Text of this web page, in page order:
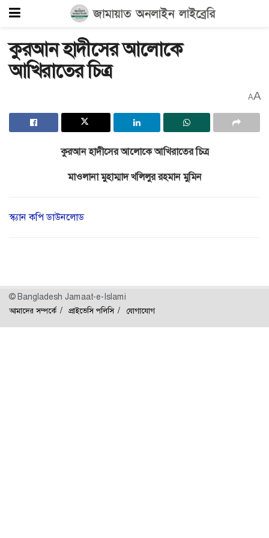
কুরআন হাদীসের আলোকে
আখিরাতের চিত্র
AA
কুরআন হাদীসের আলোকে আখিরাতের চিত্র
মাওলানা মুহাম্মাদ খলিলুর রহমান মুমিন
স্ক্যান কপি ডাউনলোড
© Bangladesh Jamaat-e-Islami
আমাদের সম্পর্কে প্রাইভেসি পলিসি যোগাযোগ